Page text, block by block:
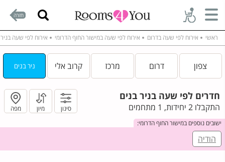
חזרה
ראשי אירוח לפי שעה בדרום אירוח לפי שעה במישור החוף הדרומי אירוח לפי שעה
צפון דרום מרכז קרוב אלי ניר בנים
חדרים לפי שעה בניר בנים
התקבלו 2 יחידות, 1 מתחמים סינון מיון
מפה
ישובים נוספים במישור החוף הדרומי:
הודיה